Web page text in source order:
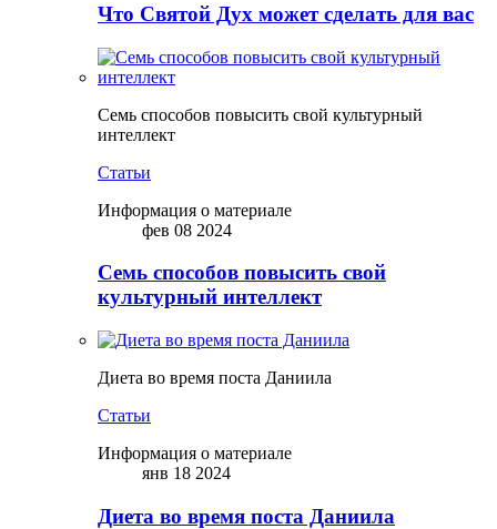
Что Святой Дух может сделать для вас
Семь способов повысить свой культурный
интеллект
Статьи
Информация о материале
фев 08 2024
Семь способов повысить свой
культурный интеллект
Диета во время поста Даниила
Статьи
Информация о материале
янв 18 2024
Диета во время поста Даниила